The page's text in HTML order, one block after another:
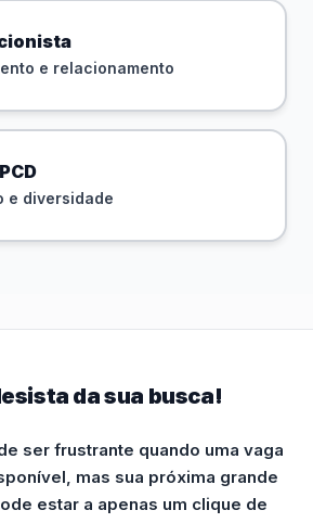
e relacionamento
e diversidade
da sua busca!
ser frustrante quando uma vaga
mas sua próxima grande
estar a apenas um clique de